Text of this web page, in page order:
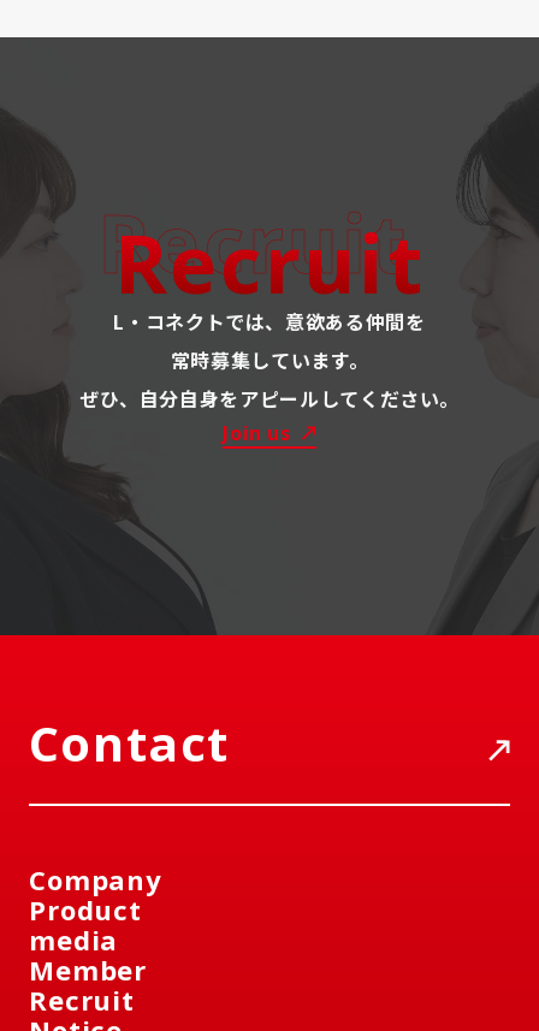
Recruit
Recruit
L・コネクトでは、意欲ある仲間を
常時募集しています。
ぜひ、自分自身をアピールしてください。
Join us
Contact
Company
Product
media
Member
Recruit